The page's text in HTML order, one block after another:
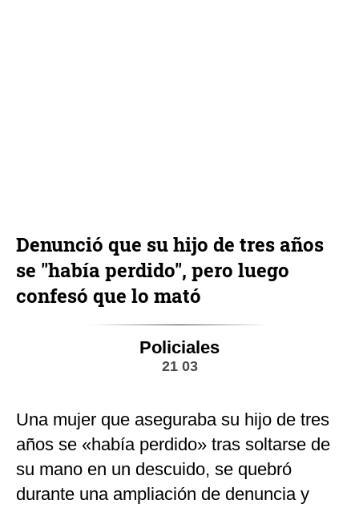
Denunció que su hijo de tres años
se "había perdido", pero luego
confesó que lo mató
Policiales
21 03
Una mujer que aseguraba su hijo de tres
años se «había perdido» tras soltarse de
su mano en un descuido, se quebró
durante una ampliación de denuncia y